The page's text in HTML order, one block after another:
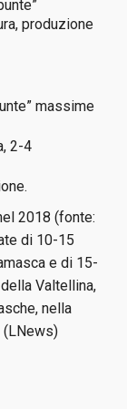
produzione
massime
2-4
2018 (fonte:
di 10-15
e di 15-
Valtellina,
nella
(LNews)